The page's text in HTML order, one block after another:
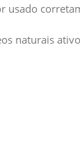
usado
naturais